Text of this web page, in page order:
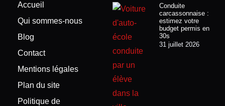
Accueil
Qui sommes-nous
Blog
Contact
Mentions légales
Plan du site
Politique de
Conduite
carcassonnaise :
estimez votre
budget permis en
30s
31 juillet 2026